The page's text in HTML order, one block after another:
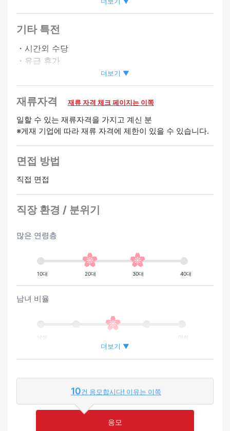
・시프트상담에 따름
정사원 승급가능
기타 특전
・시간외 수당
・유급 휴가
・사원등용제도 있음
・친구 소개 수당 있음
환영
영
더보기 ▼
재류자격 재류 자격 체크 페이지는 이쪽
일할 수 있는 재류자격을 가지고 계신 분
※게재 기업에 따라 재류 자격에 제한이 있을 수 있습니다.
면접 방법
직접 면접
직장 환경 / 분위기
많은 연령층
10대 20대 30대 40대
남녀 비율
남성 여성
외국인이 근무하는 비율
영어 또는 모국어를 살릴 수 있는 환경
더보기 ▼
10 건 응모합시다! 이유는 이쪽
응모